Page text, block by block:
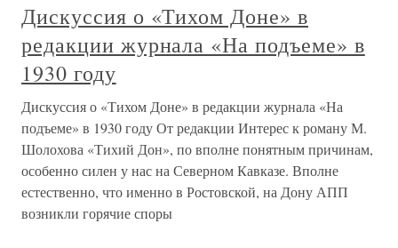
Дискуссия о «Тихом Доне» в
редакции журнала «На подъеме» в
1930 году
Дискуссия о «Тихом Доне» в редакции журнала «На
подъеме» в 1930 году От редакции Интерес к роману М.
Шолохова «Тихий Дон», по вполне понятным причинам,
особенно силен у нас на Северном Кавказе. Вполне
естественно, что именно в Ростовской, на Дону АПП
возникли горячие споры